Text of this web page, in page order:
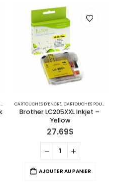
,IMPRIMANTE JET D'ENCRE
CARTOUCHES D’ENCRE,CARTOUCHES POUR IMPRIMANTES BROTHER
Brother LC205XXL Inkjet –
Yellow
27.69$
AJOUTER AU PANIER